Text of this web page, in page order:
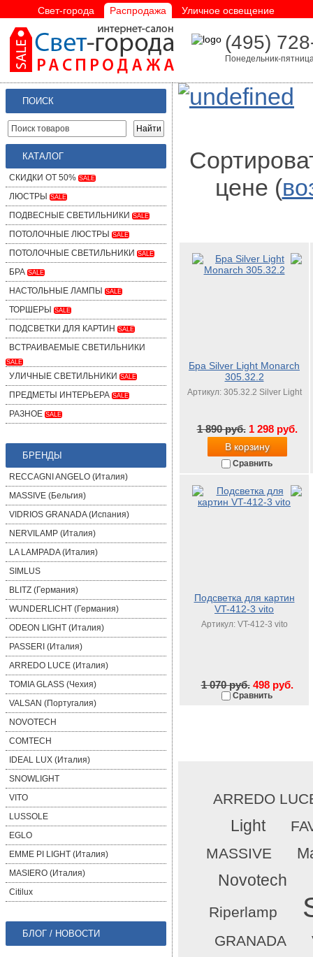
Свет-города Распродажа Уличное освещение
(495)
Понедельник-
ПОИСК
КАТАЛОГ
СКИДКИ ОТ 50% SALE
ЛЮСТРЫ SALE
ПОДВЕСНЫЕ СВЕТИЛЬНИКИ SALE
ПОТОЛОЧНЫЕ ЛЮСТРЫ SALE
ПОТОЛОЧНЫЕ СВЕТИЛЬНИКИ SALE
БРА SALE
НАСТОЛЬНЫЕ ЛАМПЫ SALE
ТОРШЕРЫ SALE
ПОДСВЕТКИ ДЛЯ КАРТИН SALE
ВСТРАИВАЕМЫЕ СВЕТИЛЬНИКИ
SALE
УЛИЧНЫЕ СВЕТИЛЬНИКИ SALE
ПРЕДМЕТЫ ИНТЕРЬЕРА SALE
РАЗНОЕ SALE
БРЕНДЫ
RECCAGNI ANGELO (Италия)
MASSIVE (Бельгия)
VIDRIOS GRANADA (Испания)
NERVILAMP (Италия)
LA LAMPADA (Италия)
SIMLUS
BLITZ (Германия)
WUNDERLICHT (Германия)
ODEON LIGHT (Италия)
PASSERI (Италия)
ARREDO LUCE (Италия)
TOMIA GLASS (Чехия)
VALSAN (Португалия)
NOVOTECH
COMTECH
IDEAL LUX (Италия)
SNOWLIGHT
VITO
LUSSOLE
EGLO
EMME PI LIGHT (Италия)
MASIERO (Италия)
Citilux
БЛОГ / НОВОСТИ
цене (
Бра Silver Light Monarch
305.32.2
Артикул: 305.32.2 Silver Light
1 890 руб. 1 298 руб.
В корзину
Сравнить
Подсветка для картин
VT-412-3 vito
Артикул: VT-412-3 vito
1 070 руб. 498 руб.
Сравнить
ARREDO
Light
MASSIVE
Novotech
Riperlamp
GRANADA